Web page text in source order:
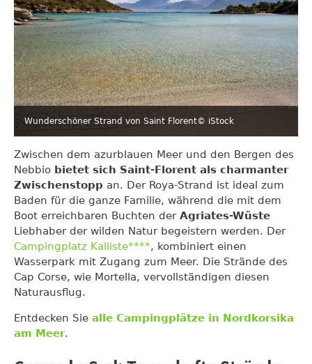
Wunderschöner Strand von Saint Florent© iStock
Zwischen dem azurblauen Meer und den Bergen des
Nebbio bietet sich Saint-Florent als charmanter
Zwischenstopp an. Der Roya-Strand ist ideal zum
Baden für die ganze Familie, während die mit dem
Boot erreichbaren Buchten der Agriates-Wüste
Liebhaber der wilden Natur begeistern werden. Der
Campingplatz Kalliste****, kombiniert einen
Wasserpark mit Zugang zum Meer. Die Strände des
Cap Corse, wie Mortella, vervollständigen diesen
Naturausflug.
Entdecken Sie alle Campingplätze in Nordkorsika
am Meer.